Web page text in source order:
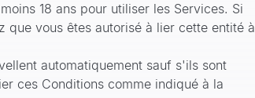
18 ans pour utiliser les Services. Si
vous êtes autorisé à lier cette entité à
automatiquement sauf s'ils sont
ces Conditions comme indiqué à la